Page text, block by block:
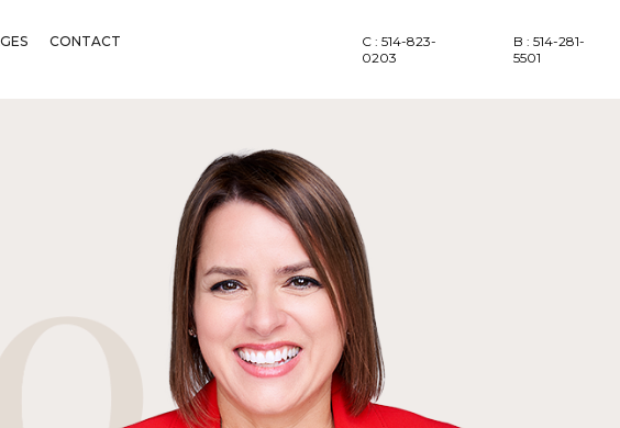
CONTACT
C : 514-823-
0203
B : 514-281-
5501